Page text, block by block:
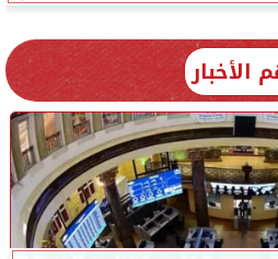
الأخبار